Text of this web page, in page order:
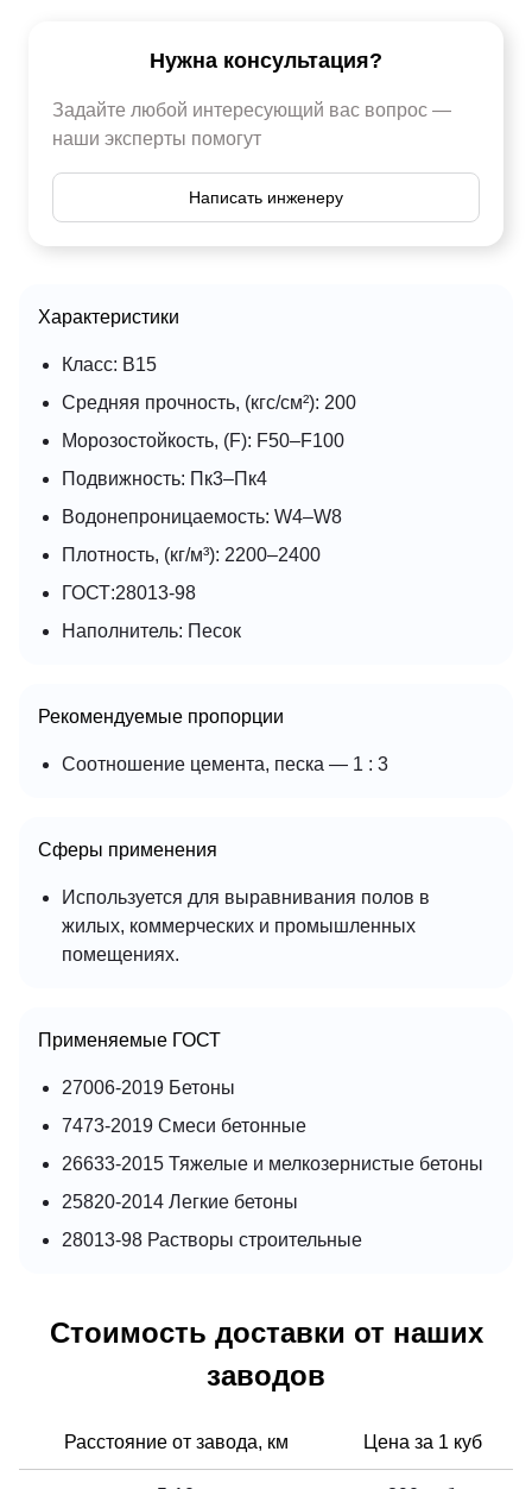
Нужна консультация?
Задайте любой интересующий вас вопрос —
наши эксперты помогут
Написать инженеру
Характеристики
Класс: В15
Средняя прочность, (кгс/см²): 200
Морозостойкость, (F): F50–F100
Подвижность: Пк3–Пк4
Водонепроницаемость: W4–W8
Плотность, (кг/м³): 2200–2400
ГОСТ:28013-98
Наполнитель: Песок
Рекомендуемые пропорции
Соотношение цемента, песка — 1 : 3
Сферы применения
Используется для выравнивания полов в
жилых, коммерческих и промышленных
помещениях.
Применяемые ГОСТ
27006-2019 Бетоны
7473-2019 Смеси бетонные
26633-2015 Тяжелые и мелкозернистые бетоны
25820-2014 Легкие бетоны
28013-98 Растворы строительные
Стоимость доставки от наших
заводов
Расстояние от завода, км Цена за 1 куб